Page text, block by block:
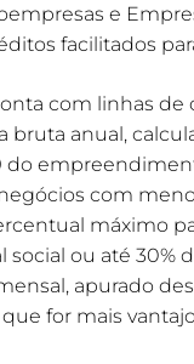
e
facilitados
com linhas de
bruta anual,
do
com
máximo
social ou até 30%
apurado
for mais